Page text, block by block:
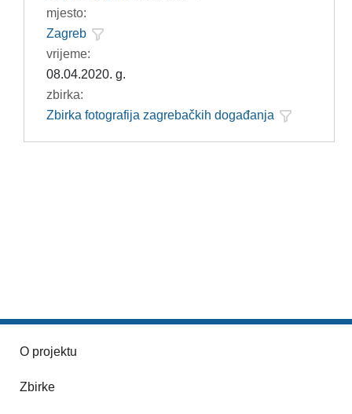
mjesto:
Zagreb
vrijeme:
08.04.2020. g.
zbirka:
Zbirka fotografija zagrebačkih događanja
O projektu
Zbirke